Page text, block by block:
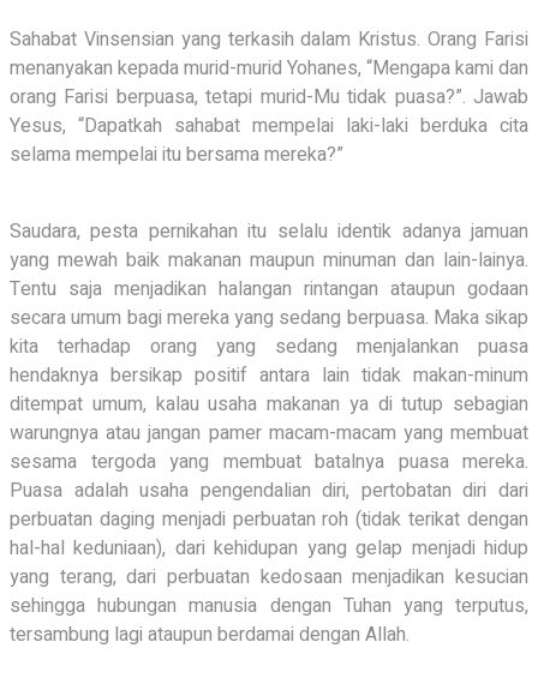
Sahabat Vinsensian yang terkasih dalam Kristus. Orang Farisi
menanyakan kepada murid-murid Yohanes, “Mengapa kami dan
orang Farisi berpuasa, tetapi murid-Mu tidak puasa?”. Jawab
Yesus, “Dapatkah sahabat mempelai laki-laki berduka cita
selama mempelai itu bersama mereka?”
Saudara, pesta pernikahan itu selalu identik adanya jamuan
yang mewah baik makanan maupun minuman dan lain-lainya.
Tentu saja menjadikan halangan rintangan ataupun godaan
secara umum bagi mereka yang sedang berpuasa. Maka sikap
kita terhadap orang yang sedang menjalankan puasa
hendaknya bersikap positif antara lain tidak makan-minum
ditempat umum, kalau usaha makanan ya di tutup sebagian
warungnya atau jangan pamer macam-macam yang membuat
sesama tergoda yang membuat batalnya puasa mereka.
Puasa adalah usaha pengendalian diri, pertobatan diri dari
perbuatan daging menjadi perbuatan roh (tidak terikat dengan
hal-hal keduniaan), dari kehidupan yang gelap menjadi hidup
yang terang, dari perbuatan kedosaan menjadikan kesucian
sehingga hubungan manusia dengan Tuhan yang terputus,
tersambung lagi ataupun berdamai dengan Allah.